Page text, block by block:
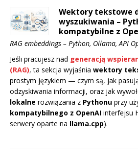
Wektory tekstowe
wyszukiwania –
kompatybilne z
RAG embeddings – Python, Ollama, API
Jeśli pracujesz nad generacją
(RAG), ta sekcja wyjaśnia wektory
prostym językiem — czym są, jak
odzyskiwania informacji, oraz jak
lokalne rozwiązania z Pythonu przy
kompatybilnego z OpenAI interfejsu
serwery oparte na llama.cpp).